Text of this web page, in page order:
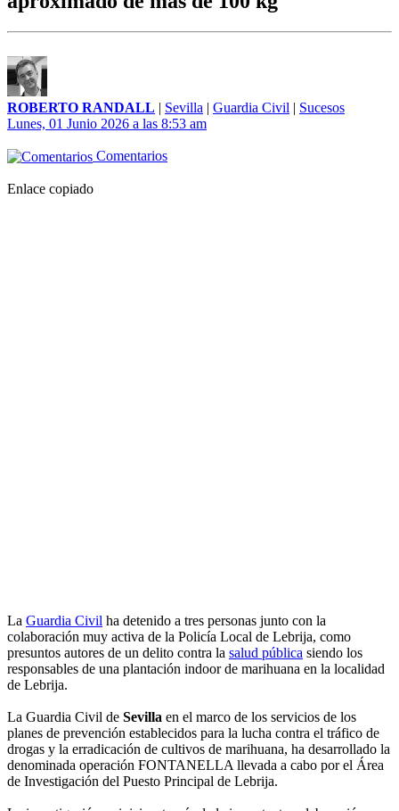
ROBERTO RANDALL | Sevilla | Guardia Civil | Sucesos
Lunes, 01 Junio 2026 a las 8:53 am
Comentarios
Enlace copiado
La Guardia Civil ha detenido a tres personas junto con la
colaboración muy activa de la Policía Local de Lebrija, como
presuntos autores de un delito contra la salud pública siendo los
responsables de una plantación indoor de marihuana en la localidad
de Lebrija.
La Guardia Civil de Sevilla en el marco de los servicios de los
planes de prevención establecidos para la lucha contra el tráfico de
drogas y la erradicación de cultivos de marihuana, ha desarrollado la
denominada operación FONTANELLA llevada a cabo por el Área
de Investigación del Puesto Principal de Lebrija.